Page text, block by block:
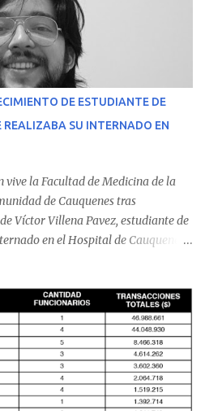
DE ESTUDIANTE DE
SU INTERNADO EN
la Facultad de Medicina de la
de Cauquenes tras
Víctor Villena Pavez, estudiante de
en el Hospital de Cauquenes.
de su estado de salud, el
de urgencia al Hospital
la ambulancia partió hacia
En medio del traslado, el
se agravó y pese a los esfuerzos
falleciendo, sin alcanzar a
el centro de destino. Apenas se